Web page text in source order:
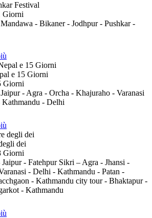
Festival
Giorni
- Bikaner - Jodhpur - Pushkar -
e 15 Giorni
Giorni
- Agra - Orcha - Khajuraho - Varanasi
- Delhi
dei
Giorni
- Fatehpur Sikri – Agra - Jhansi -
- Delhi - Kathmandu - Patan -
- Kathmandu city tour - Bhaktapur -
- Kathmandu